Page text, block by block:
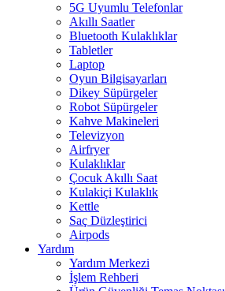
5G Uyumlu Telefonlar
Akıllı Saatler
Bluetooth Kulaklıklar
Tabletler
Laptop
Oyun Bilgisayarları
Dikey Süpürgeler
Robot Süpürgeler
Kahve Makineleri
Televizyon
Airfryer
Kulaklıklar
Çocuk Akıllı Saat
Kulakiçi Kulaklık
Kettle
Saç Düzleştirici
Airpods
Yardım
Yardım Merkezi
İşlem Rehberi